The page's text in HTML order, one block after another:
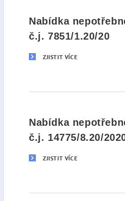
Nabídka
č.j. 7851/1.20/20
ZJISTIT VÍCE
Nabídka
č.j. 14775/8.20/
ZJISTIT VÍCE